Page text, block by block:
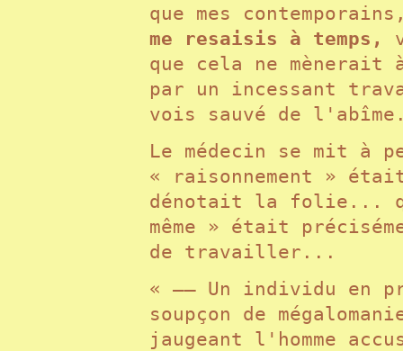
que mes
me resaisis à temps,
que cela ne
par un incessant
vois sauvé de
Le médecin se mit à
« raisonnement »
dénotait la folie...
même » était
de travailler...
« —— Un individu en
soupçon de
jaugeant l'homme